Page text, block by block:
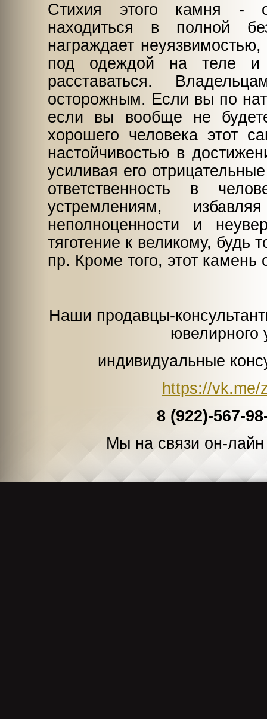
Стихия этого камня -
находиться в полной
награждает
под одеждой на теле и
расставаться.
осторожным. Если вы по
если вы вообще не
хорошего человека этот
настойчивостью в
усиливая его
ответственность в
устремлениям,
неполноценности и
тяготение к великому, будь
пр. Кроме того, этот
Наши продавцы-
индивидуальные
https://vk.me/
8 (922)-567-
Мы на связи он-